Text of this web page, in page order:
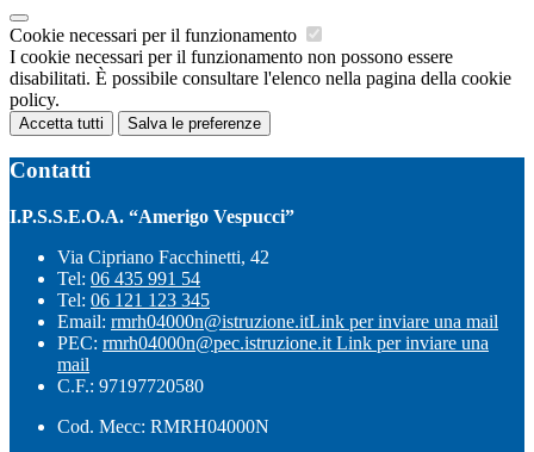
Cookie necessari per il funzionamento
I cookie necessari per il funzionamento non possono essere
disabilitati. È possibile consultare l'elenco nella pagina della cookie
policy.
Accetta tutti Salva le preferenze
Contatti
I.P.S.S.E.O.A. “Amerigo Vespucci”
Via Cipriano Facchinetti, 42
Tel: 06 435 991 54
Tel: 06 121 123 345
Email: rmrh04000n@istruzione.itLink per inviare una mail
PEC: rmrh04000n@pec.istruzione.it Link per inviare una
mail
C.F.: 97197720580
Cod. Mecc: RMRH04000N